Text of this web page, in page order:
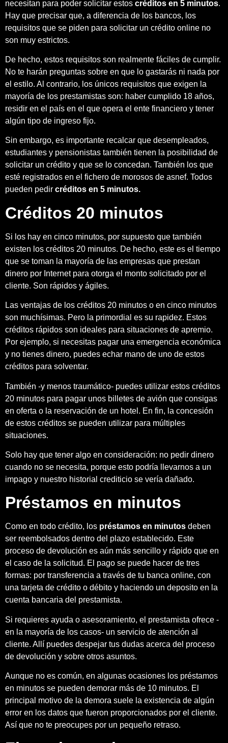
necesitan para poder solicitar estos créditos en 5 minutos.
Hay que precisar que, a diferencia de los bancos, los
requisitos que se piden para solicitar un crédito online no
son muy estrictos.
De hecho, estos requisitos son realmente fáciles de cumplir.
No te harán preguntas sobre en que lo gastarás ni nada por
el estilo. Al contrario, los únicos requisitos que exigen la
mayoría de los prestamistas son: haber cumplido 18 años,
residir en el país en el que opera el ente financiero y tener
algún tipo de ingreso fijo.
Sin embargo, es importante recalcar que desempleados,
estudiantes y pensionistas también tienen la posibilidad de
solicitar un crédito y que se lo concedan. También los que
esté registrados en el fichero de morosos de asnef. Todos
pueden pedir créditos en 5 minutos.
Créditos 20 minutos
Si los hay en cinco minutos, por supuesto que también
existen los créditos 20 minutos. De hecho, este es el tiempo
que se toman la mayoría de las empresas que prestan
dinero por Internet para otorga el monto solicitado por el
cliente. Son rápidos y ágiles.
Las ventajas de los créditos 20 minutos o en cinco minutos
son muchísimas. Pero la primordial es su rapidez. Estos
créditos rápidos son ideales para situaciones de apremio.
Por ejemplo, si necesitas pagar una emergencia económica
y no tienes dinero, puedes echar mano de uno de estos
créditos para solventar.
También -y menos traumático- puedes utilizar estos créditos
20 minutos para pagar unos billetes de avión que consigas
en oferta o la reservación de un hotel. En fin, la concesión
de estos créditos se pueden utilizar para múltiples
situaciones.
Solo hay que tener algo en consideración: no pedir dinero
cuando no se necesita, porque esto podría llevarnos a un
impago y nuestro historial crediticio se vería dañado.
Préstamos en minutos
Como en todo crédito, los préstamos en minutos deben
ser reembolsados dentro del plazo establecido. Este
proceso de devolución es aún más sencillo y rápido que en
el caso de la solicitud. El pago se puede hacer de tres
formas: por transferencia a través de tu banca online, con
una tarjeta de crédito o débito y haciendo un deposito en la
cuenta bancaria del prestamista.
Si requieres ayuda o asesoramiento, el prestamista ofrece -
en la mayoría de los casos- un servicio de atención al
cliente. Allí puedes despejar tus dudas acerca del proceso
de devolución y sobre otros asuntos.
Aunque no es común, en algunas ocasiones los préstamos
en minutos se pueden demorar más de 10 minutos. El
principal motivo de la demora suele la existencia de algún
error en los datos que fueron proporcionados por el cliente.
Así que no te preocupes por un pequeño retraso.